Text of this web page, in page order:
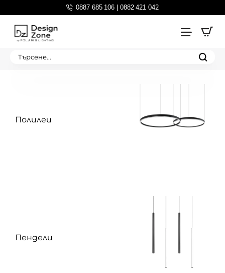
0887 685 106 | 0882 421 042
Търсене...
Полилеи
Пендели